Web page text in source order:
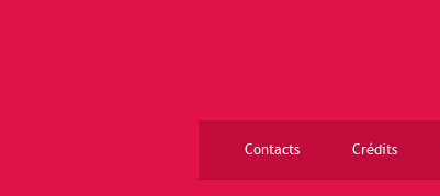
Contacts Crédits